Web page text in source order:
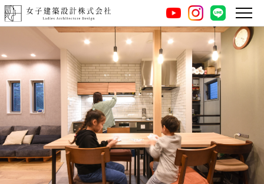
youtube instagram LINE